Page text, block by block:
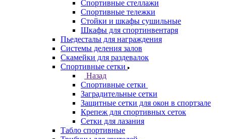
Спортивные стеллажи
Спортивные тележки
Стойки и шкафы сушильные
Шкафы для спортинвентаря
Пьедесталы для награждения
Системы деления залов
Скамейки для раздевалок
Спортивные сетки
Назад
Спортивные сетки
Заградительные сетки
Защитные сетки для окон в спортзале
Крепеж для спортивных сеток
Сетки для лазания
Табло спортивные